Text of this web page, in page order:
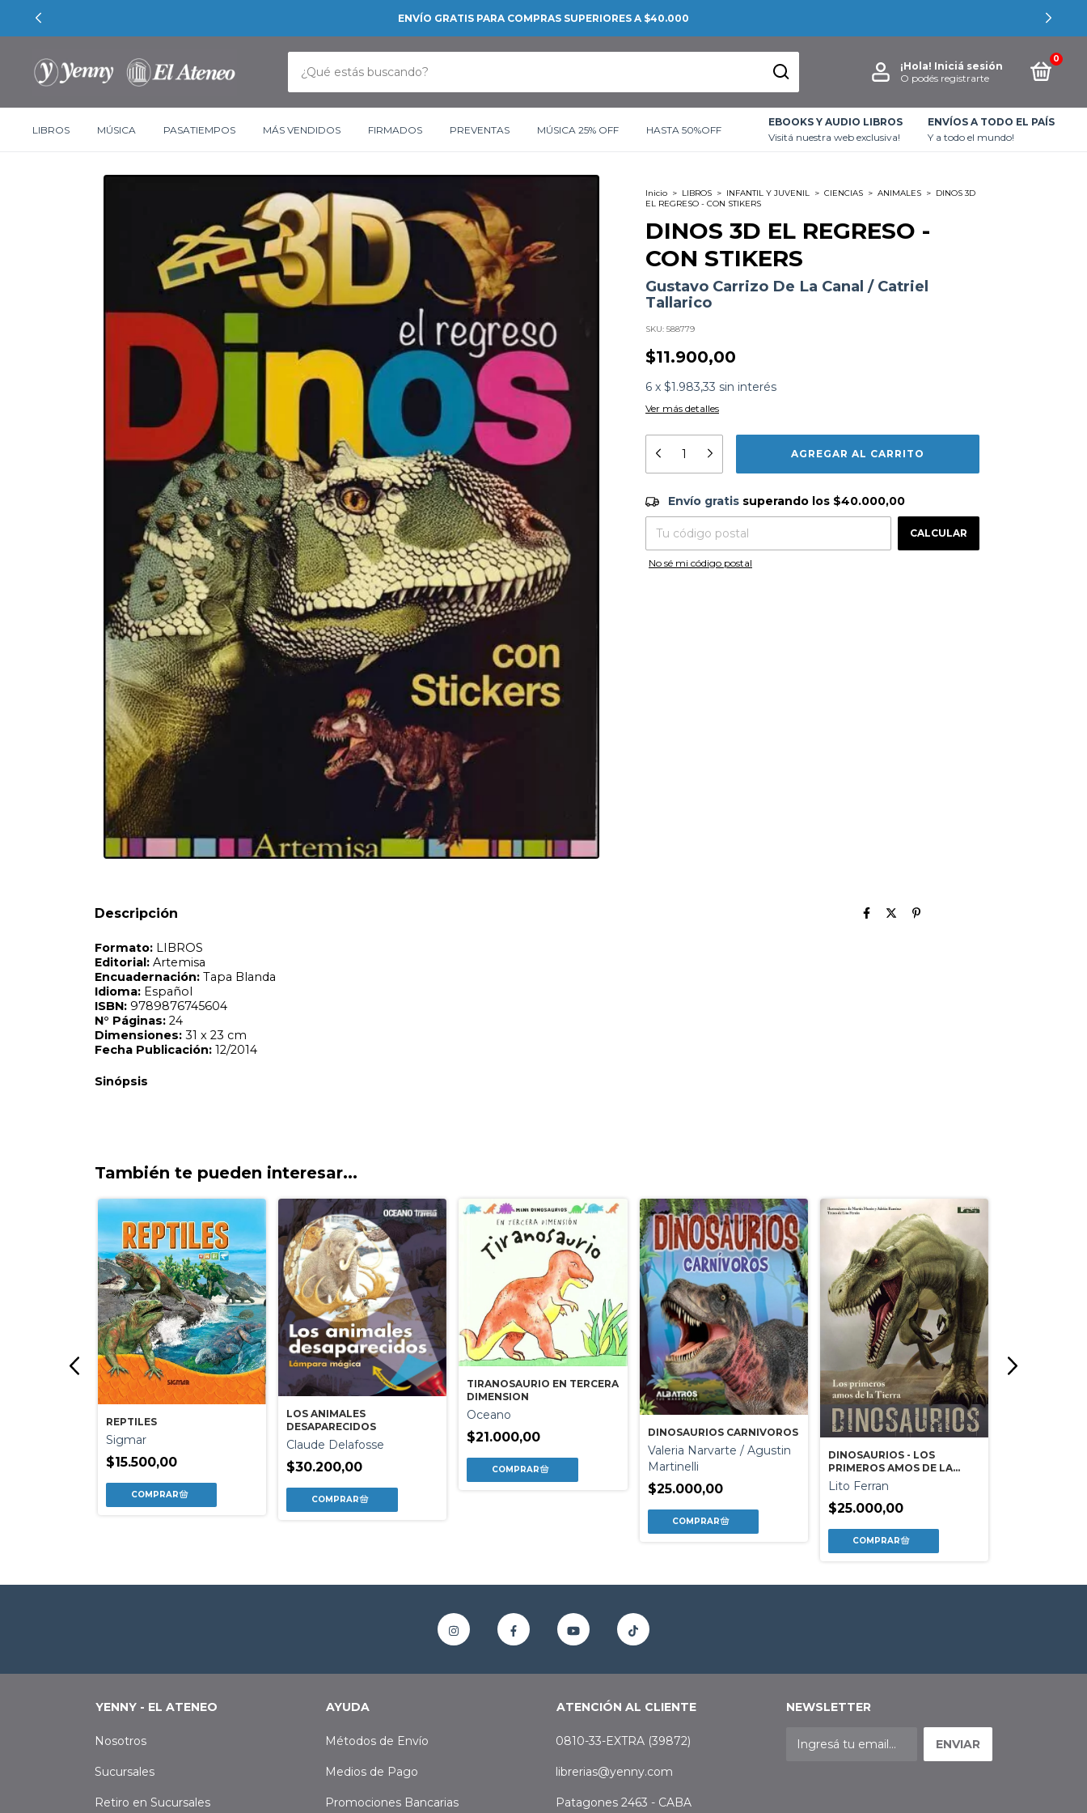
ENVÍO GRATIS PARA COMPRAS SUPERIORES A $40.000
¡Hola! Iniciá sesión
O podés registrarte
0
LIBROS MÚSICA PASATIEMPOS MÁS VENDIDOS FIRMADOS PREVENTAS MÚSICA 25% OFF HASTA 50%OFF
EBOOKS Y AUDIO LIBROS
Visitá nuestra web exclusiva!
ENVÍOS A TODO EL PAÍS
Y a todo el mundo!
Inicio > LIBROS > INFANTIL Y JUVENIL > CIENCIAS > ANIMALES > DINOS 3D
EL REGRESO - CON STIKERS
DINOS 3D EL REGRESO -
CON STIKERS
Gustavo Carrizo De La Canal / Catriel
Tallarico
SKU: 588779
$11.900,00
6 x $1.983,33 sin interés
Ver más detalles
Envío gratis $40.000,00
Entregas para el CP: CAMBIAR CP
Envío gratis superando los $40.000,00
CALCULAR
No sé mi código postal
Descripción
Formato:LIBROS
Editorial:Artemisa
Encuadernación:
Idioma:
Español
ISBN:9789876745604
Páginas:
Dimensiones:31 x 23 cm
También te pueden interesar...
REPTILES
Sigmar
$15.500,00
LOS ANIMALES
DESAPARECIDOS
Claude Delafosse
$30.200,00
TIRANOSAURIO EN TERCERA
DIMENSION
Oceano
$21.000,00 DINOSAURIOS CARNIVOROS
Valeria Narvarte / Agustin
Martinelli
$25.000,00
DINOSAURIOS - LOS
PRIMEROS AMOS DE LA
TIERRA
Lito Ferran
$25.000,00
YENNY - EL ATENEO
Nosotros
Sucursales
Retiro en Sucursales
AYUDA
Métodos de Envío
Medios de Pago
Promociones Bancarias
ATENCIÓN AL CLIENTE
0810-33-EXTRA (39872)
librerias@yenny.com
Patagones 2463 - CABA
NEWSLETTER